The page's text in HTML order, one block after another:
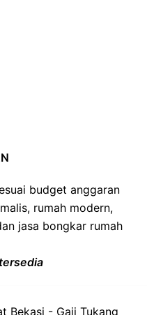
budget anggaran
rumah modern,
jasa bongkar rumah
Bekasi - Gaji Tukang